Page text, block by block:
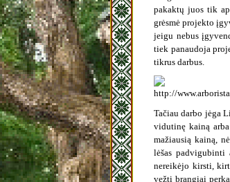
pakaktų juos tik
grėsmė projekto
jeigu nebus
tiek panaudoja
tikrus darbus.
Tačiau darbo jėga
vidutinę kainą
mažiausią kainą,
lėšas
nereikėjo kirsti,
vežti brangiai